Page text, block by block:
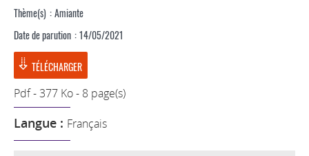
Thème(s) Amiante
Date de parution 14/05/2021
Langue : Français
Pdf - 377 Ko - 8 page(s)
TÉLÉCHARGER